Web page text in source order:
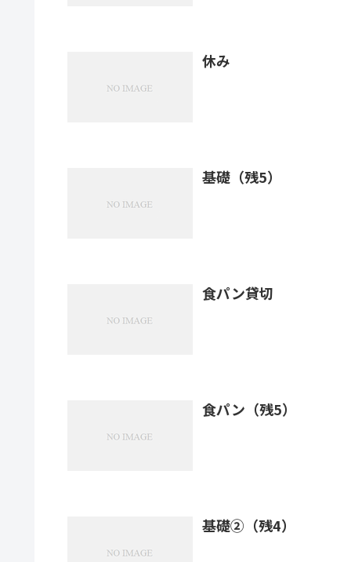
休み
基礎（残5）
食パン貸切
食パン（残5）
基礎②（残4）